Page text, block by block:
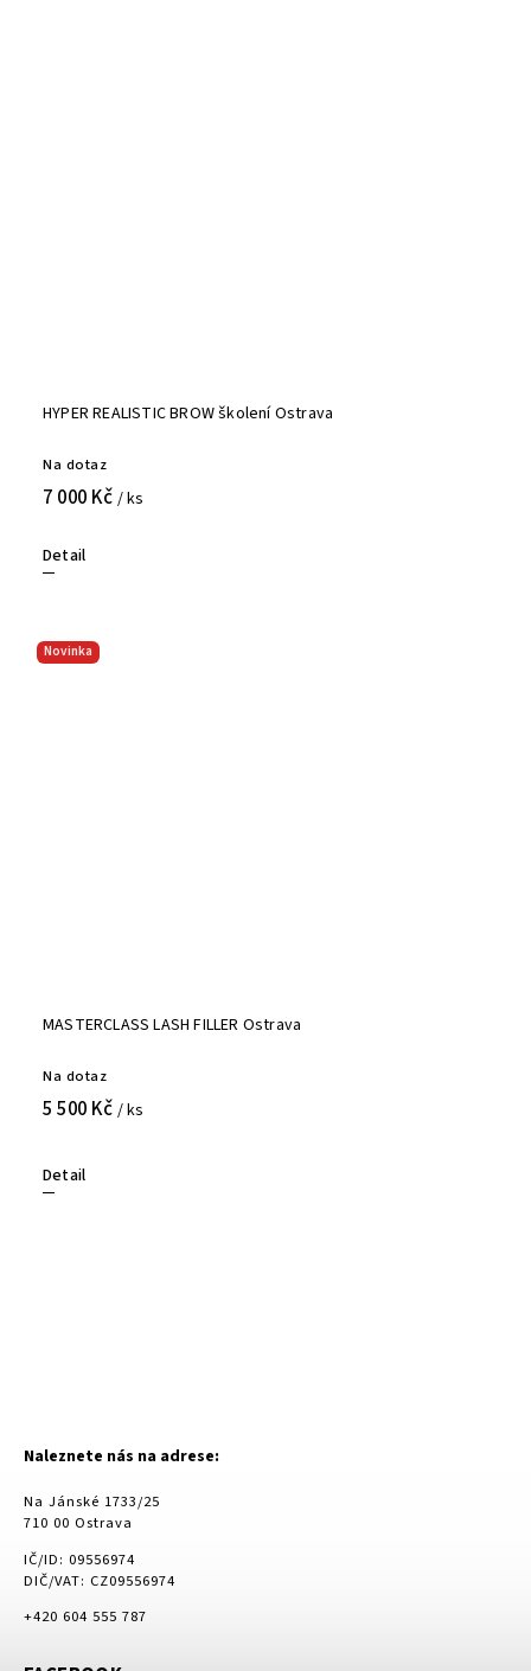
HYPER REALISTIC BROW školení Ostrava
Na dotaz
7 000 Kč / ks
Detail
Novinka
MASTERCLASS LASH FILLER Ostrava
Na dotaz
5 500 Kč / ks
Detail
Naleznete nás na adrese:
Na Jánské 1733/25
710 00 Ostrava
IČ/ID: 09556974
DIČ/VAT: CZ09556974
+420 604 555 787